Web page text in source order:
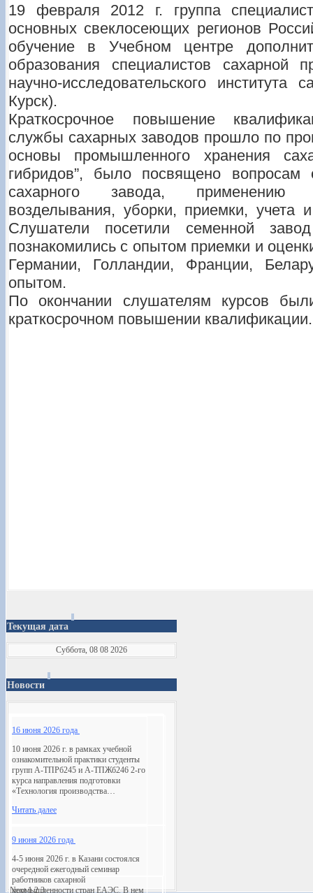
19 февраля 2012 г. группа
основных свеклосеющих регионов
обучение в Учебном центре
образования специалистов сахарной
научно-исследовательского института
Курск).
Краткосрочное повышение
службы сахарных заводов прошло по
основы промышленного хранения
гибридов”, было посвящено вопросам
сахарного завода, применению
возделывания, уборки, приемки, учета
Слушатели посетили семенной
познакомились с опытом приемки и
Германии, Голландии, Франции,
опытом.
По окончании слушателям курсов
краткосрочном повышении квалификации.
Текущая дата
Суббота, 08 08 2026
Новости
16 июня 2026 года
10 июня 2026 г. в рамках учебной
ознакомительной практики студенты
групп А-ТПРб245 и А-ТПЖб246 2-го
курса направления подготовки
«Технология производства…
Читать далее
9 июня 2026 года
4-5 июня 2026 г. в Казани состоялся
очередной ежегодный семинар
работников сахарной
промышленности стран ЕАЭС. В нем
Next123